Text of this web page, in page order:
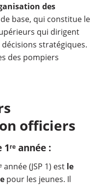
des
base, qui constitue le
qui dirigent
stratégiques.
des pompiers
officiers
année :
année (JSP 1) est le
pour les jeunes. Il